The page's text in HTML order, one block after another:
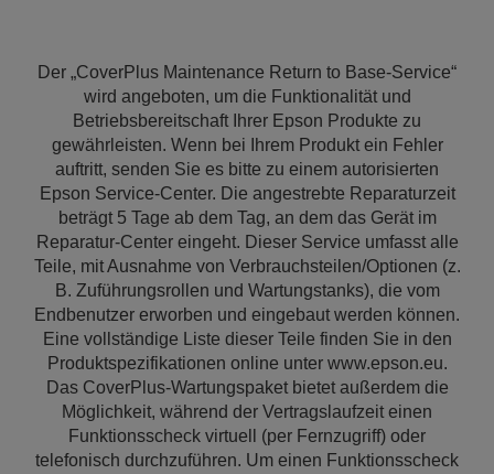
Der „CoverPlus Maintenance Return to Base-Service“
wird angeboten, um die Funktionalität und
Betriebsbereitschaft Ihrer Epson Produkte zu
gewährleisten. Wenn bei Ihrem Produkt ein Fehler
auftritt, senden Sie es bitte zu einem autorisierten
Epson Service-Center. Die angestrebte Reparaturzeit
beträgt 5 Tage ab dem Tag, an dem das Gerät im
Reparatur-Center eingeht. Dieser Service umfasst alle
Teile, mit Ausnahme von Verbrauchsteilen/Optionen (z.
B. Zuführungsrollen und Wartungstanks), die vom
Endbenutzer erworben und eingebaut werden können.
Eine vollständige Liste dieser Teile finden Sie in den
Produktspezifikationen online unter www.epson.eu.
Das CoverPlus-Wartungspaket bietet außerdem die
Möglichkeit, während der Vertragslaufzeit einen
Funktionsscheck virtuell (per Fernzugriff) oder
telefonisch durchzuführen. Um einen Funktionsscheck